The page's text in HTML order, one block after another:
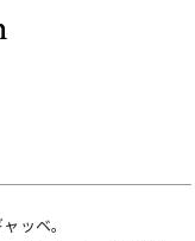
ッベ。